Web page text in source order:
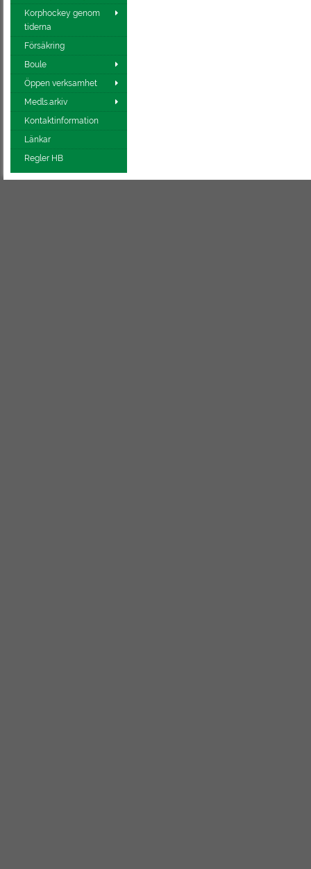
Korphockey genom
tiderna
Försäkring
Boule
Öppen verksamhet
Medls.arkiv
Kontaktinformation
Länkar
Regler HB